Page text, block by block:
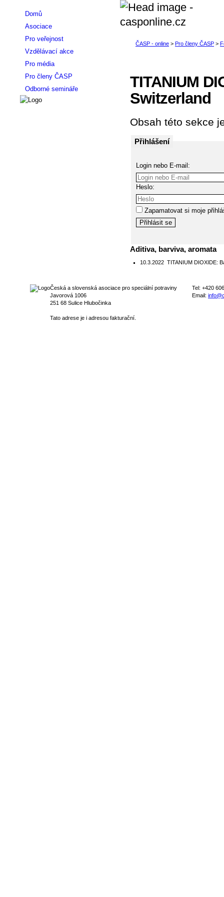
TITANIUM
Switzerland
Obsah této sekce
Přihlášení
Login nebo E-mail:
Heslo:
Zapamatovat si moje
Aditiva, barviva, aromata
10.3.2022 TITANIUM DIOXIDE:
Domů
Asociace
Pro veřejnost
Vzdělávací akce
Pro média
Pro členy ČASP
Odborné semináře
Česká a slovenská asociace pro speciální potraviny
Javorová 1006
251 68 Sulice Hlubočinka
Tato adrese je i adresou fakturační.
Tel: +420
Email: